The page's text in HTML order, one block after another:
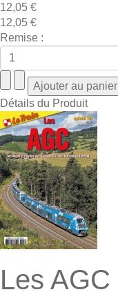
12,05 €
12,05 €
Remise :
Détails du Produit
Les AGC